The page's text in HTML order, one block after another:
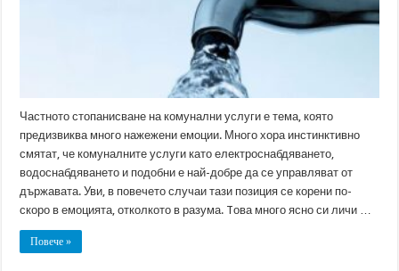
комунални
Частното стопанисване на комунални услуги е тема, която
предизвиква много нажежени емоции. Много хора инстинктивно
смятат, че комуналните услуги като електроснабдяването,
водоснабдяването и подобни е най-добре да се управляват от
държавата. Уви, в повечето случаи тази позиция се корени по-
скоро в емоцията, отколкото в разума. Tова много ясно си личи …
Повече »